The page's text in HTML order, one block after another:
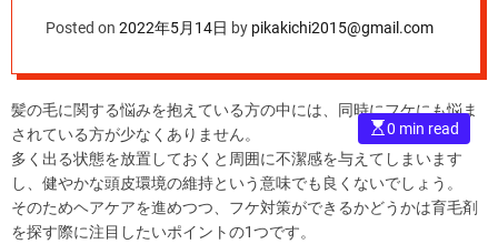
Posted on 2022年5月14日 by pikakichi2015@gmail.com
E
s
t
m
a
t
0 min read
髪の毛に関する悩みを抱えている方の中には、同時にフケにも悩ま
されている方が少なくありません。
多く出る状態を放置しておくと周囲に不潔感を与えてしまいます
し、健やかな頭皮環境の維持という意味でも良くないでしょう。
そのためヘアケアを進めつつ、フケ対策ができるかどうかは育毛剤
を探す際に注目したいポイントの1つです。